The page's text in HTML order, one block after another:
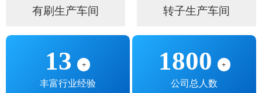
有刷生产车间 转子生产车间
13 +
丰富行业经验
1800 +
公司总人数